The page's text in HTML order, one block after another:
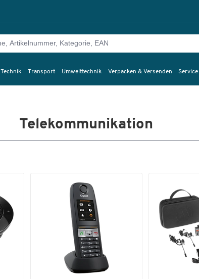
Technik Transport Umwelttechnik Verpacken & Versenden
Telekommunikation